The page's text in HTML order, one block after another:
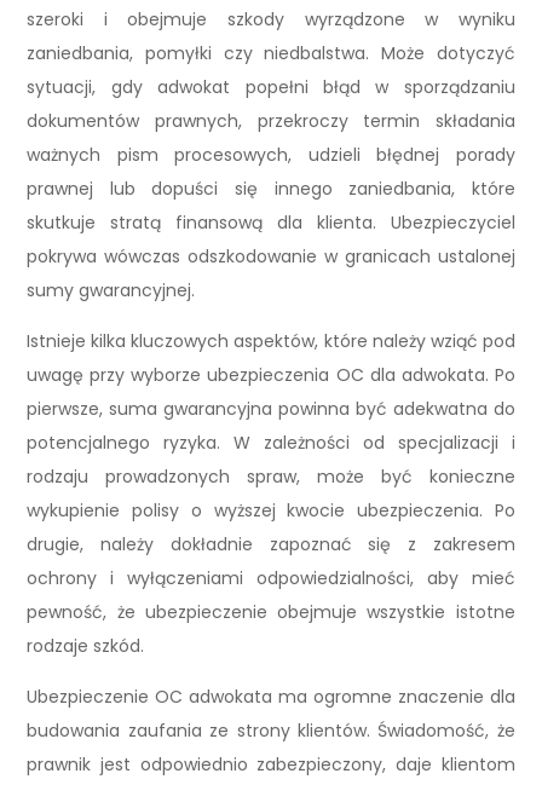
szeroki i obejmuje szkody wyrządzone w wyniku
zaniedbania, pomyłki czy niedbalstwa. Może dotyczyć
sytuacji, gdy adwokat popełni błąd w sporządzaniu
dokumentów prawnych, przekroczy termin składania
ważnych pism procesowych, udzieli błędnej porady
prawnej lub dopuści się innego zaniedbania, które
skutkuje stratą finansową dla klienta. Ubezpieczyciel
pokrywa wówczas odszkodowanie w granicach ustalonej
sumy gwarancyjnej.
Istnieje kilka kluczowych aspektów, które należy wziąć pod
uwagę przy wyborze ubezpieczenia OC dla adwokata. Po
pierwsze, suma gwarancyjna powinna być adekwatna do
potencjalnego ryzyka. W zależności od specjalizacji i
rodzaju prowadzonych spraw, może być konieczne
wykupienie polisy o wyższej kwocie ubezpieczenia. Po
drugie, należy dokładnie zapoznać się z zakresem
ochrony i wyłączeniami odpowiedzialności, aby mieć
pewność, że ubezpieczenie obejmuje wszystkie istotne
rodzaje szkód.
Ubezpieczenie OC adwokata ma ogromne znaczenie dla
budowania zaufania ze strony klientów. Świadomość, że
prawnik jest odpowiednio zabezpieczony, daje klientom